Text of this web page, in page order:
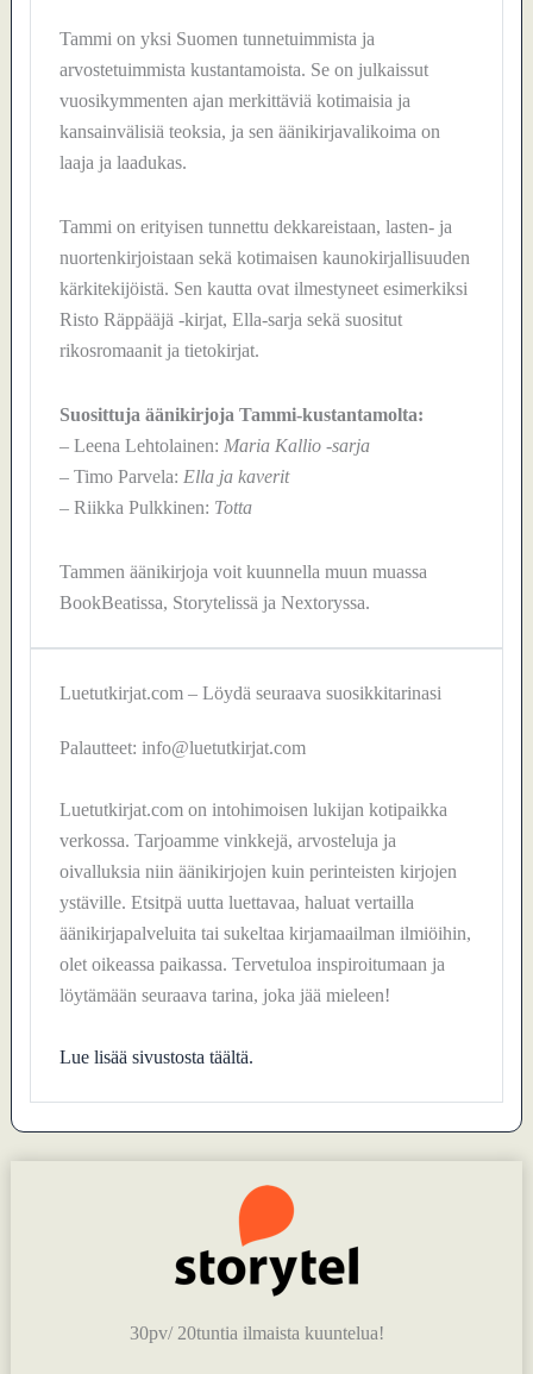
Tammi on yksi Suomen tunnetuimmista ja
arvostetuimmista kustantamoista. Se on julkaissut
vuosikymmenten ajan merkittäviä kotimaisia ja
kansainvälisiä teoksia, ja sen äänikirjavalikoima on
laaja ja laadukas.
Tammi on erityisen tunnettu dekkareistaan, lasten- ja
nuortenkirjoistaan sekä kotimaisen kaunokirjallisuuden
kärkitekijöistä. Sen kautta ovat ilmestyneet esimerkiksi
Risto Räppääjä -kirjat, Ella-sarja sekä suositut
rikosromaanit ja tietokirjat.
Suosittuja äänikirjoja Tammi-kustantamolta:
– Leena Lehtolainen: Maria Kallio -sarja
– Timo Parvela: Ella ja kaverit
– Riikka Pulkkinen: Totta
Tammen äänikirjoja voit kuunnella muun muassa
BookBeatissa, Storytelissä ja Nextoryssa.
Luetutkirjat.com – Löydä seuraava suosikkitarinasi
Palautteet: info@luetutkirjat.com
Luetutkirjat.com on intohimoisen lukijan kotipaikka
verkossa. Tarjoamme vinkkejä, arvosteluja ja
oivalluksia niin äänikirjojen kuin perinteisten kirjojen
ystäville. Etsitpä uutta luettavaa, haluat vertailla
äänikirjapalveluita tai sukeltaa kirjamaailman ilmiöihin,
olet oikeassa paikassa. Tervetuloa inspiroitumaan ja
löytämään seuraava tarina, joka jää mieleen!
Lue lisää sivustosta täältä.
30pv/ 20tuntia ilmaista kuuntelua!